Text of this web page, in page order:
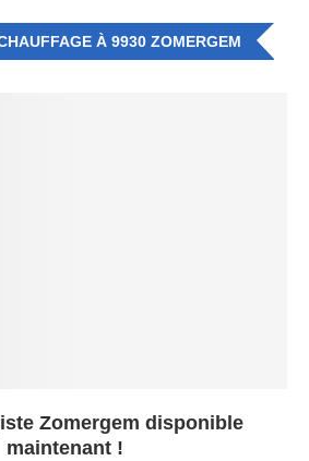
À 9930 ZOMERGEM
Zomergem disponible
maintenant !